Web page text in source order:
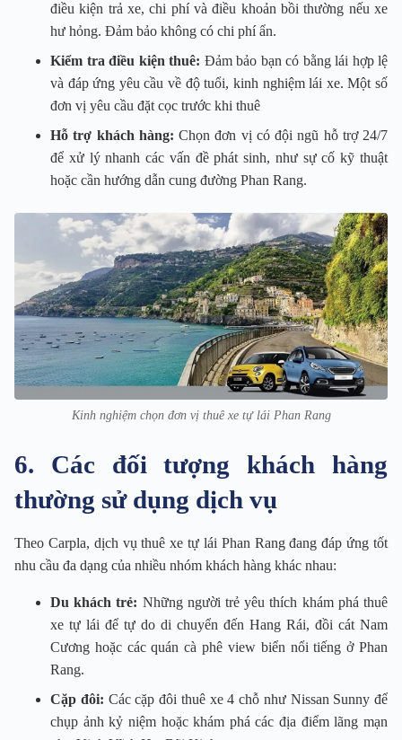
điều kiện trả xe, chi phí và điều khoản bồi thường nếu xe
hư hỏng. Đảm bảo không có chi phí ẩn.
Kiểm tra điều kiện thuê: Đảm bảo bạn có bằng lái hợp lệ
và đáp ứng yêu cầu về độ tuổi, kinh nghiệm lái xe. Một số
đơn vị yêu cầu đặt cọc trước khi thuê
Hỗ trợ khách hàng: Chọn đơn vị có đội ngũ hỗ trợ 24/7
để xử lý nhanh các vấn đề phát sinh, như sự cố kỹ thuật
hoặc cần hướng dẫn cung đường Phan Rang.
Kinh nghiệm chọn đơn vị thuê xe tự lái Phan Rang
6. Các đối tượng khách hàng
thường sử dụng dịch vụ
Theo Carpla, dịch vụ thuê xe tự lái Phan Rang đang đáp ứng tốt
nhu cầu đa dạng của nhiều nhóm khách hàng khác nhau:
Du khách trẻ: Những người trẻ yêu thích khám phá thuê
xe tự lái để tự do di chuyển đến Hang Rái, đồi cát Nam
Cương hoặc các quán cà phê view biển nổi tiếng ở Phan
Rang.
Cặp đôi: Các cặp đôi thuê xe 4 chỗ như Nissan Sunny để
chụp ảnh kỷ niệm hoặc khám phá các địa điểm lãng mạn